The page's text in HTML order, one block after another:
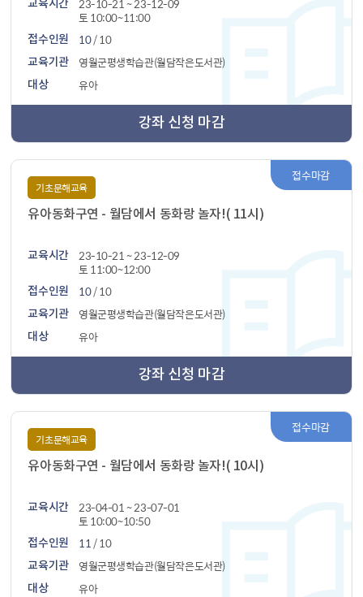
교육시간
23-10-21 ~ 23-12-09
토 10:00~11:00
접수인원 10/ 10
교육기관 영월군평생학습관(월담작은도서관)
대상 유아
강좌 신청 마감
접수마감
기초문해교육
유아동화구연 - 월담에서 동화랑 놀자!( 11시)
교육시간
23-10-21 ~ 23-12-09
토 11:00~12:00
접수인원 10/ 10
교육기관 영월군평생학습관(월담작은도서관)
대상 유아
강좌 신청 마감
접수마감
기초문해교육
유아동화구연 - 월담에서 동화랑 놀자!( 10시)
교육시간
23-04-01 ~ 23-07-01
토 10:00~10:50
접수인원 11/ 10
교육기관 영월군평생학습관(월담작은도서관)
대상 유아